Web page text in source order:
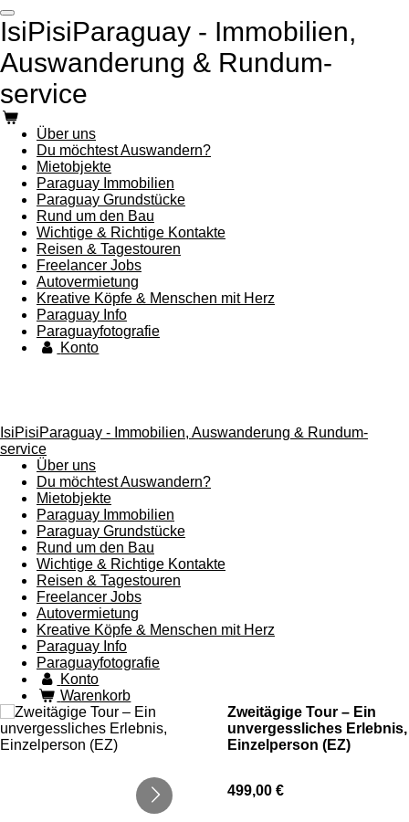
Zum
Hauptinhalt
IsiPisiParaguay - Immobilien,
Auswanderung & Rundum-
service
Über uns
Du möchtest Auswandern?
Mietobjekte
Paraguay Immobilien
Paraguay Grundstücke
Rund um den Bau
Wichtige & Richtige Kontakte
Reisen & Tagestouren
Freelancer Jobs
Autovermietung
Kreative Köpfe & Menschen mit Herz
Paraguay Info
Paraguayfotografie
Konto
IsiPisiParaguay - Immobilien, Auswanderung & Rundum-
service
Über uns
Du möchtest Auswandern?
Mietobjekte
Paraguay Immobilien
Paraguay Grundstücke
Rund um den Bau
Wichtige & Richtige Kontakte
Reisen & Tagestouren
Freelancer Jobs
Autovermietung
Kreative Köpfe & Menschen mit Herz
Paraguay Info
Paraguayfotografie
Konto
Warenkorb
Zweitägige Tour – Ein
unvergessliches Erlebnis,
Einzelperson (EZ)
499,00 €